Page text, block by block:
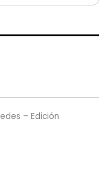
– Edición